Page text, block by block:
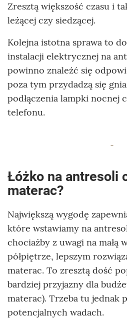
Zresztą większość czasu i
leżącej czy siedzącej.
Kolejna istotna sprawa to
instalacji elektrycznej na
powinno znaleźć się
poza tym przydadzą się
podłączenia lampki nocnej
telefonu.
Łóżko na antresoli
materac?
Największą wygodę
które wstawiamy na
chociażby z uwagi na małą
półpiętrze, lepszym
materac. To zresztą dość
bardziej przyjazny dla
materac). Trzeba tu jednak
potencjalnych wadach.